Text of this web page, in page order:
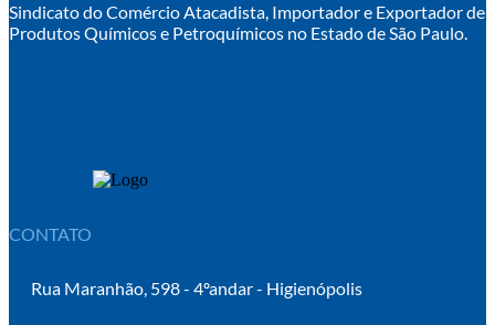
Sindicato do Comércio Atacadista, Importador e Exportador de
Produtos Químicos e Petroquímicos no Estado de São Paulo.
CONTATO
Rua Maranhão, 598 - 4ºandar - Higienópolis